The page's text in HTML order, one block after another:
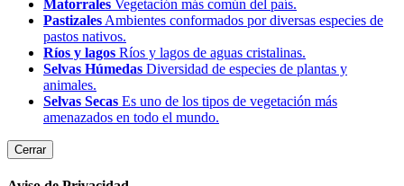
Matorrales Vegetación más común del país.
Pastizales Ambientes conformados por diversas especies de
pastos nativos.
Ríos y lagos Ríos y lagos de aguas cristalinas.
Selvas Húmedas Diversidad de especies de plantas y
animales.
Selvas Secas Es uno de los tipos de vegetación más
amenazados en todo el mundo.
Cerrar